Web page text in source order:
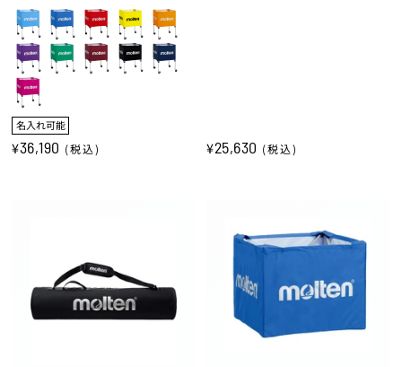
名入れ可能
¥36,190 (税込) ¥25,630 (税込)